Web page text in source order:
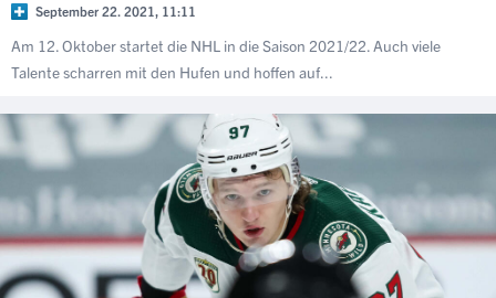
September 22. 2021, 11:11
Am 12. Oktober startet die NHL in die Saison 2021/22. Auch viele
Talente scharren mit den Hufen und hoffen auf...